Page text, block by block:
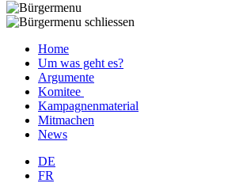
Home
Um was geht es?
Argumente
Komitee
Kampagnenmaterial
Mitmachen
News
DE
FR